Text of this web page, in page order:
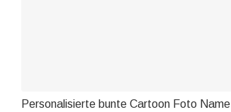
Personalisierte bunte Cartoon Foto Name